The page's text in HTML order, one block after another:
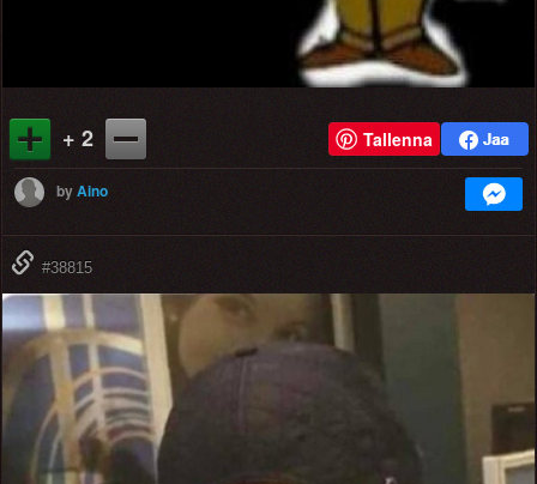
+ 2 Tallenna
byAino
#38815